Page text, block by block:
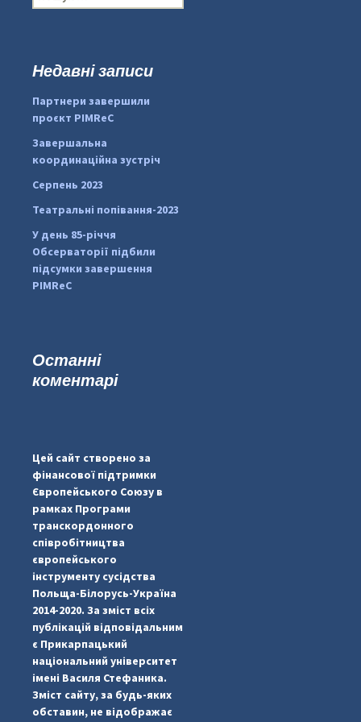
#PipIvanToday
pimrec_project
о
:Недавні записи
Партнери завершили
проєкт PIMReC
Завершальна
координаційна зустріч
Серпень 2023
Театральні попівання-2023
У день 85-річчя
Обсерваторії підбили
підсумки завершення
PIMReC
Останні
коментарі
Цей сайт створено за
фінансової підтримки
Європейського Союзу в
рамках Програми
транскордонного
співробітництва
європейського
інструменту сусідства
Польща-Білорусь-Україна
2014-2020. За зміст всіх
публікацій відповідальним
є Прикарпацький
національний університет
імені Василя Стефаника.
Зміст сайту, за будь-яких
обставин, не відображає